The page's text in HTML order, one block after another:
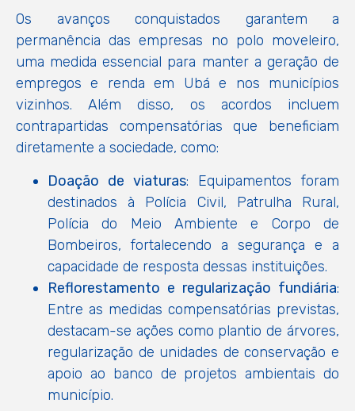
Os avanços conquistados garantem a
permanência das empresas no polo moveleiro,
uma medida essencial para manter a geração de
empregos e renda em Ubá e nos municípios
vizinhos. Além disso, os acordos incluem
contrapartidas compensatórias que beneficiam
diretamente a sociedade, como:
Doação de viaturas: Equipamentos foram
destinados à Polícia Civil, Patrulha Rural,
Polícia do Meio Ambiente e Corpo de
Bombeiros, fortalecendo a segurança e a
capacidade de resposta dessas instituições.
Reflorestamento e regularização fundiária:
Entre as medidas compensatórias previstas,
destacam-se ações como plantio de árvores,
regularização de unidades de conservação e
apoio ao banco de projetos ambientais do
município.